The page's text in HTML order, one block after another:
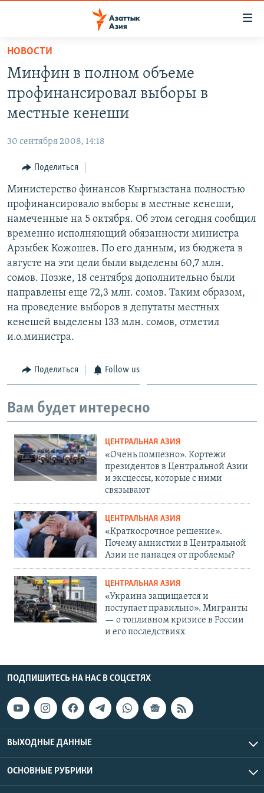
Вернуться
основному
содержанию
Вернутся
главной
навигации
Вернутся
поиску
ЦЕНТРАЛЬНАЯ АЗИЯ
КАЗАХСТАН
ТАДЖИКИСТАН
НОВОСТИ
ВОЙНА В УКРАИНЕ
ҚАЗАҚША
КЫРГЫЗЧА
ЎЗБЕКЧА
ТОҶИКӢ
TÜRKMENÇE
Все сайты РСЕ/РС
НОВОСТИ
Минфин в полном объеме
профинансировал выборы в
местные кенеши
30 сентября 2008, 14:18
Поделиться
Министерство финансов Кыргызстана полностью
профинансировало выборы в местные кенеши,
намеченные на 5 октября. Об этом сегодня сообщил
временно исполняющий обязанности министра
Арзыбек Кожошев. По его данным, из бюджета в
августе на эти цели были выделены 60,7 млн.
сомов. Позже, 18 сентября дополнительно были
направлены еще 72,3 млн. сомов. Таким образом,
на проведение выборов в депутаты местных
кенешей выделены 133 млн. сомов, отметил
и.о.министра.
Поделиться Follow us
Вам будет интересно
ЦЕНТРАЛЬНАЯ АЗИЯ
«Очень помпезно». Кортежи
президентов в Центральной Азии
и эксцессы, которые с ними
связывают
ЦЕНТРАЛЬНАЯ АЗИЯ
«Краткосрочное решение».
Почему амнистии в Центральной
Азии не панацея от проблемы?
ЦЕНТРАЛЬНАЯ АЗИЯ
«Украина защищается и
поступает правильно». Мигранты
— о топливном кризисе в России
и его последствиях
ПОДПИШИТЕСЬ НА НАС В СОЦСЕТЯХ
ВЫХОДНЫЕ ДАННЫЕ
ОСНОВНЫЕ РУБРИКИ